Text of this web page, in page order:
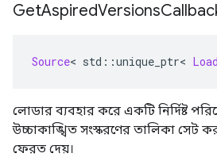
GetAspiredVersions
Source< std ::unique_ptr<
লোডার ব্যবহার করে একটি নির্দিষ্ট
উচ্চাকাঙ্খিত সংস্করণের তালিকা সেট
ফেরত দেয়।